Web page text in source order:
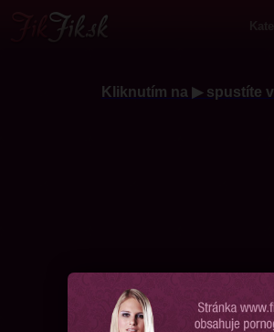
Kliknutím na ▶ spustíte